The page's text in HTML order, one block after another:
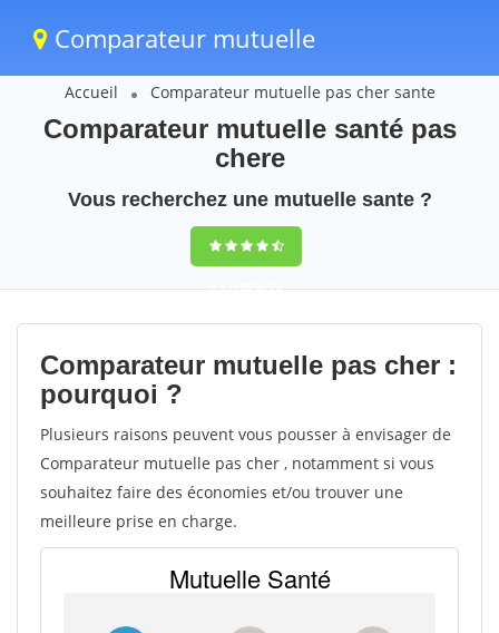
Comparateur mutuelle
Accueil Comparateur mutuelle pas cher sante
Comparateur mutuelle santé pas
chere
Vous recherchez une mutuelle sante ?
9,5(100%)70
votes
Comparateur mutuelle pas cher :
pourquoi ?
Plusieurs raisons peuvent vous pousser à envisager de
Comparateur mutuelle pas cher , notamment si vous
souhaitez faire des économies et/ou trouver une
meilleure prise en charge.